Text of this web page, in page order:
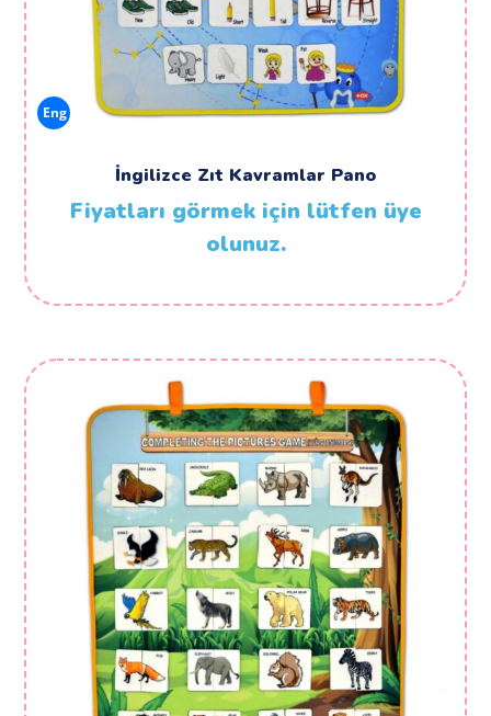
Eng
İngilizce Zıt Kavramlar Pano
Fiyatları görmek için lütfen üye
olunuz.